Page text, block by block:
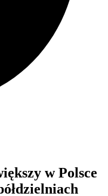
w Polsce